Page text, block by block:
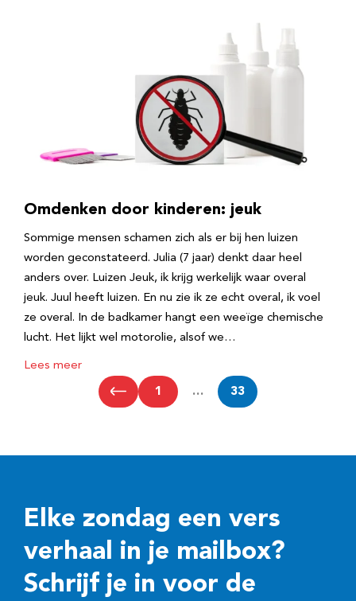
Omdenken door kinderen: jeuk
Sommige mensen schamen zich als er bij hen luizen
worden geconstateerd. Julia (7 jaar) denkt daar heel
anders over. Luizen Jeuk, ik krijg werkelijk waar overal
jeuk. Juul heeft luizen. En nu zie ik ze echt overal, ik voel
ze overal. In de badkamer hangt een weeïge chemische
lucht. Het lijkt wel motorolie, alsof we…
Lees meer
1 … 33
Elke zondag een vers
verhaal in je mailbox?
Schrijf je in voor de